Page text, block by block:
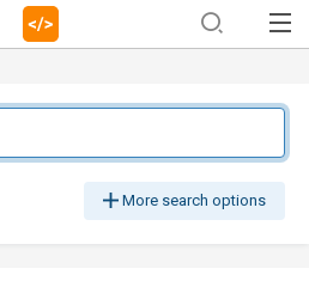
More search options